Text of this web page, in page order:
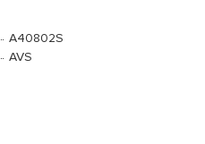
A40802S
AVS